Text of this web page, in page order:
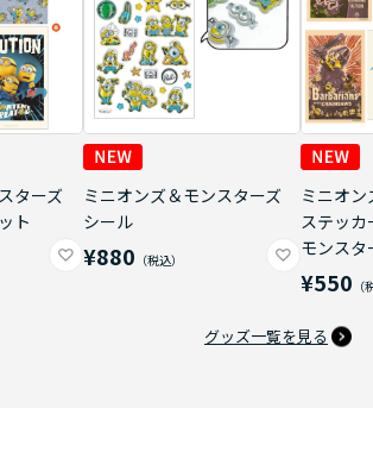
ターズ
ト
ミニオンズ＆モンスターズ
シール
¥880
ミニオ
ステッ
モンスタ
¥550
グッズ一覧を見る